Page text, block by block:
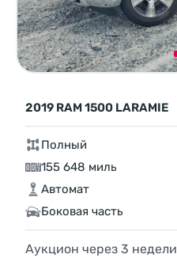
2019 RAM 1500 LARAMIE
Полный
155 648 миль
Автомат
Боковая часть
Аукцион через 3 недели